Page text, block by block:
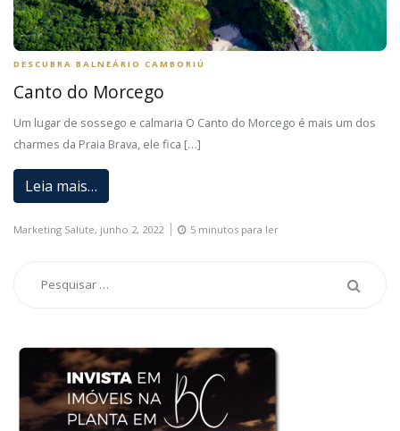
DESCUBRA BALNEÁRIO CAMBORIÚ
Canto do Morcego
Um lugar de sossego e calmaria O Canto do Morcego é mais um dos
charmes da Praia Brava, ele fica […]
Leia mais…
Marketing Salute, junho 2, 2022 5 minutos para ler